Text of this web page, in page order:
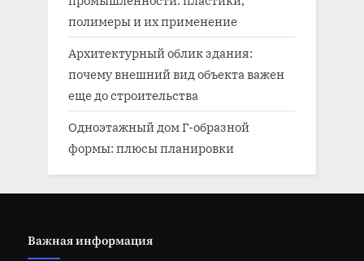
полимеры и их применение
Архитектурный облик здания:
почему внешний вид объекта важен
еще до строительства
Одноэтажный дом Г-образной
формы: плюсы планировки
Важная информация